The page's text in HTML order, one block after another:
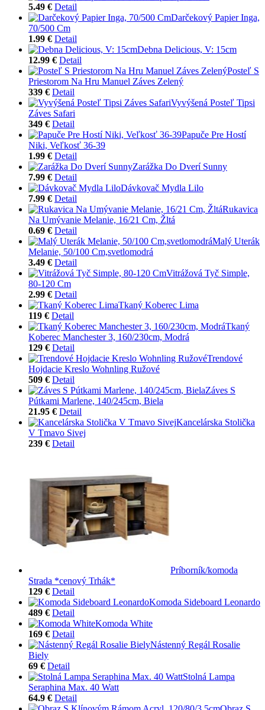
5.49 € Detail
Darčekový Papier Inga,
70/500 Cm
1.99 € Detail
Debna Delicious, V: 15cm
12.99 € Detail
Posteľ S
Priestorom Na Hru Manuel Záves Zelený
339 € Detail
Vyvýšená Posteľ Tipsi
Záves Safari
349 € Detail
Papuče Pre Hostí
Niki, Veľkosť 36-39
1.99 € Detail
Zarážka Do Dverí Sunny
7.99 € Detail
Dávkovač Mydla Lilo
7.99 € Detail
Rukavica
Na Umývanie Melanie, 16/21 Cm, Žltá
0.69 € Detail
Malý Uterák
Melanie, 50/100 Cm,svetlomodrá
3.49 € Detail
Vitrážová Tyč Simple,
80-120 Cm
2.99 € Detail
Tkaný Koberec Lima
119 € Detail
Tkaný
Koberec Manchester 3, 160/230cm, Modrá
129 € Detail
Trendové
Hojdacie Kreslo Wohnling Ružové
509 € Detail
Záves S
Pútkami Marlene, 140/245cm, Biela
21.95 € Detail
Kancelárska Stolička
V Tmavo Sivej
239 € Detail
Príborník/komoda
Strada *cenový Trhák*
129 € Detail
Komoda Sideboard Leonardo
489 € Detail
Komoda White
169 € Detail
Nástenný Regál Rosalie
Biely
69 € Detail
Stolná Lampa
Seraphina Max. 40 Watt
64.9 € Detail